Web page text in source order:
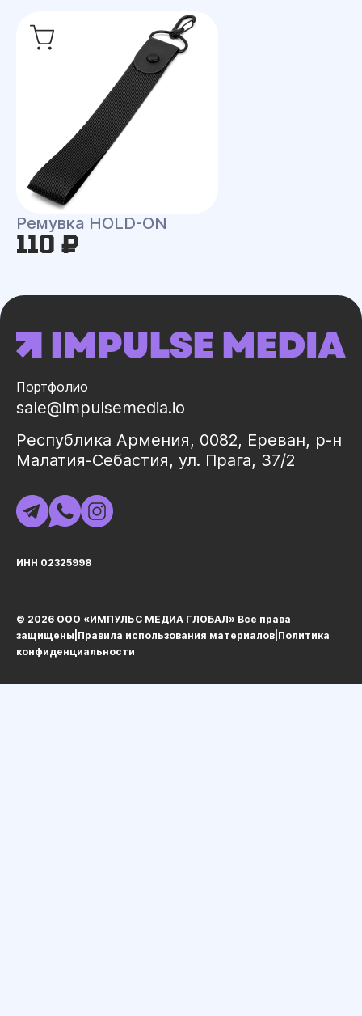
Ремувка HOLD-ON
110 ₽
Портфолио
sale@impulsemedia.io
Республика Армения, 0082, Ереван, р-н
Малатия-Себастия, ул. Прага, 37/2
ИНН 02325998
© 2026 ООО «ИМПУЛЬС МЕДИА ГЛОБАЛ» Все права
защищеныㅤ|ㅤ Правила использования материалов Политика
конфиденциальности